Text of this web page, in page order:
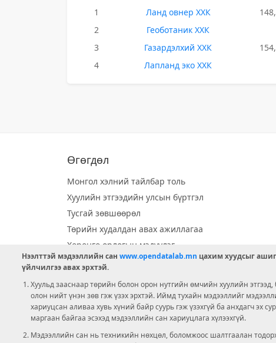
1
Ланд овнер ХХК
2
Геоботаник ХХК
3
Газардэлхий ХХК
4
Лапланд эко ХХК
Өгөгдөл
Монгол хэлний тайлбар толь
Хуулийн этгээдийн улсын бүртгэл
Тусгай зөвшөөрөл
Төрийн худалдан авах ажиллагаа
Хөрөнгө орлогын мэдүүлэг
Орон нутгийн хөгжлийн сан
Ээлжит сонгууль
Ашигт малтмал тусгай зөвшөөрөл
Нээлттэй мэдээллийн сан www.opendatalab.mn цахим хуудсыг
үйлчилгээ авах эрхтэй.
Хуульд зааснаар төрийн болон орон нутгийн өмчийн хуулийн
олон нийт үнэн зөв гэж үзэх эрхтэй. Иймд тухайн мэдээллийг
хариуцсан аливаа хувь хүний байр суурь гэж үзэхгүй ба анхдагч эх
маргаан байгаа эсэхэд мэдээллийн сан хариуцлага хүлээхгүй.
Мэдээллийн сан нь техникийн нөхцөл, боломжоос шалтгаалан